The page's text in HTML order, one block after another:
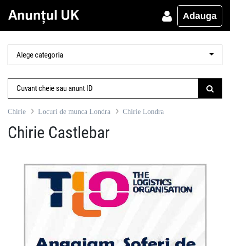
Adauga
Chirie Locuri de munca Londra Chirie Londra
Chirie Castlebar